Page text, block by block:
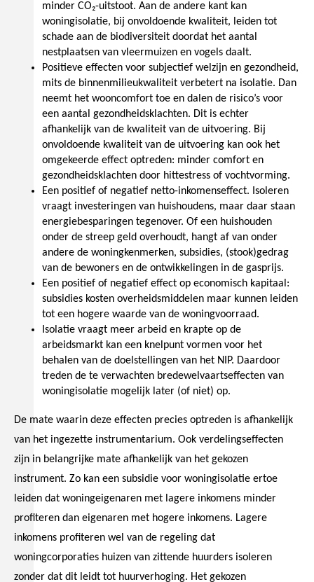
minder CO₂-uitstoot. Aan de andere kant kan
woningisolatie, bij onvoldoende kwaliteit, leiden tot
schade aan de biodiversiteit doordat het aantal
nestplaatsen van vleermuizen en vogels daalt.
Positieve effecten voor subjectief welzijn en gezondheid,
mits de binnenmilieukwaliteit verbetert na isolatie. Dan
neemt het wooncomfort toe en dalen de risico’s voor
een aantal gezondheidsklachten. Dit is echter
afhankelijk van de kwaliteit van de uitvoering. Bij
onvoldoende kwaliteit van de uitvoering kan ook het
omgekeerde effect optreden: minder comfort en
gezondheidsklachten door hittestress of vochtvorming.
Een positief of negatief netto-inkomenseffect. Isoleren
vraagt investeringen van huishoudens, maar daar staan
energiebesparingen tegenover. Of een huishouden
onder de streep geld overhoudt, hangt af van onder
andere de woningkenmerken, subsidies, (stook)gedrag
van de bewoners en de ontwikkelingen in de gasprijs.
Een positief of negatief effect op economisch kapitaal:
subsidies kosten overheidsmiddelen maar kunnen leiden
tot een hogere waarde van de woningvoorraad.
Isolatie vraagt meer arbeid en krapte op de
arbeidsmarkt kan een knelpunt vormen voor het
behalen van de doelstellingen van het NIP. Daardoor
treden de te verwachten bredewelvaartseffecten van
woningisolatie mogelijk later (of niet) op.
De mate waarin deze effecten precies optreden is afhankelijk
van het ingezette instrumentarium. Ook verdelingseffecten
zijn in belangrijke mate afhankelijk van het gekozen
instrument. Zo kan een subsidie voor woningisolatie ertoe
leiden dat woningeigenaren met lagere inkomens minder
profiteren dan eigenaren met hogere inkomens. Lagere
inkomens profiteren wel van de regeling dat
woningcorporaties huizen van zittende huurders isoleren
zonder dat dit leidt tot huurverhoging. Het gekozen